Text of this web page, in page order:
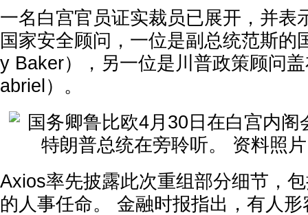
一名白宫官员证实裁员已展开，并表
国家安全顾问，一位是副总统范斯的
y Baker），另一位是川普政策顾问
abriel）。
Axios率先披露此次重组部分细节，
的人事任命。 金融时报指出，有人